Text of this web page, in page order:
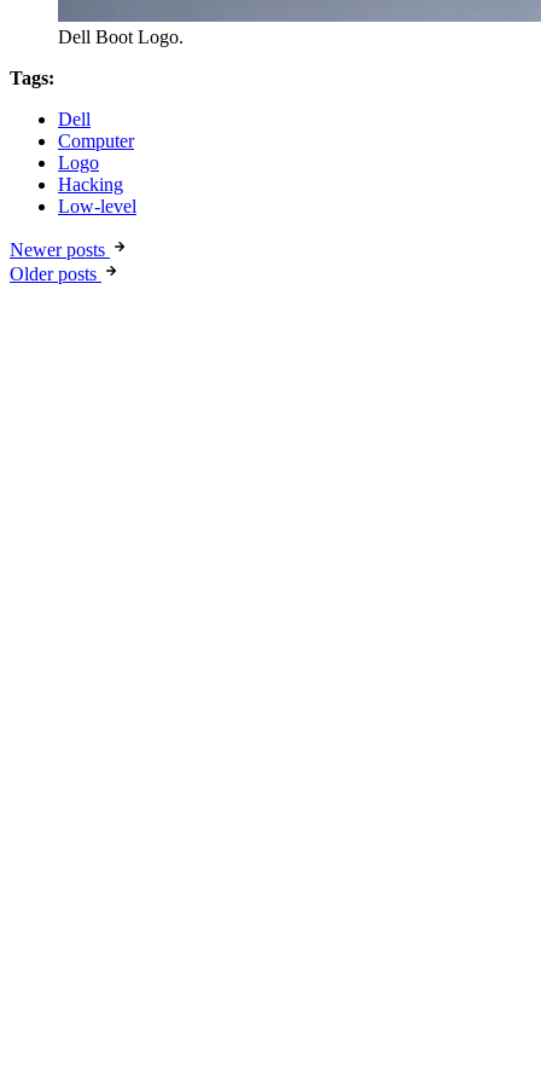
Dell Boot Logo.
Tags:
Dell
Computer
Logo
Hacking
Low-level
Newer posts
Older posts